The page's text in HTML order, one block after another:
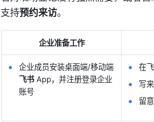
支持预约来访。
企业准备工作
企业成员安装桌面端/移动端
飞书 App，并注册登录企业
账号
在
写
留